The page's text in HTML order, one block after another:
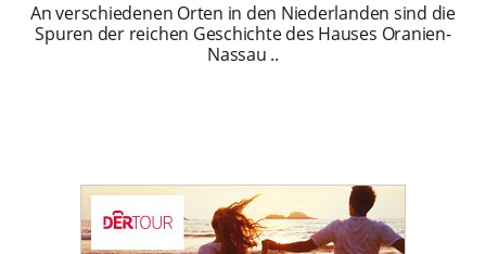
An verschiedenen Orten in den Niederlanden sind die
Spuren der reichen Geschichte des Hauses Oranien-
Nassau ..